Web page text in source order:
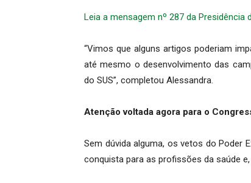
Leia a mensagem nº 287 da
“Vimos que alguns artigos poderiam
até mesmo o desenvolvimento das
do SUS”, completou Alessandra.
Atenção voltada agora para o
Sem dúvida alguma, os vetos do Poder
conquista para as profissões da saúde